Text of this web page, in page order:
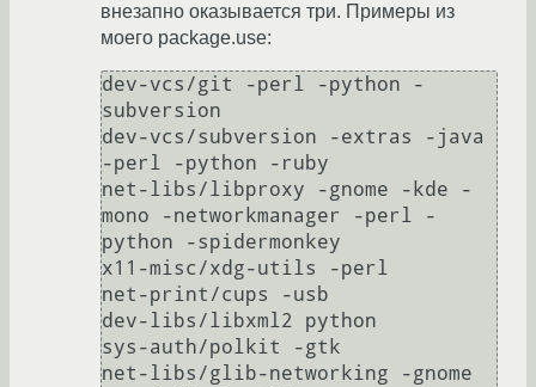
внезапно оказывается три. Примеры из
моего package.use:
dev-vcs/git -perl -python -
subversion
dev-vcs/subversion -extras -java
-perl -python -ruby
net-libs/libproxy -gnome -kde -
mono -networkmanager -perl -
python -spidermonkey
x11-misc/xdg-utils -perl
net-print/cups -usb
dev-libs/libxml2 python
sys-auth/polkit -gtk
net-libs/glib-networking -gnome